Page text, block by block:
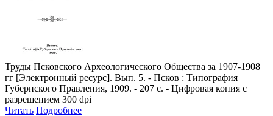
Труды Псковского Археологического Общества за 1907-1908
гг [Электронный ресурс]. Вып. 5. - Псков : Типография
Губернского Правления, 1909. - 207 с. - Цифровая копия с
разрешением 300 dpi
Читать Подробнее